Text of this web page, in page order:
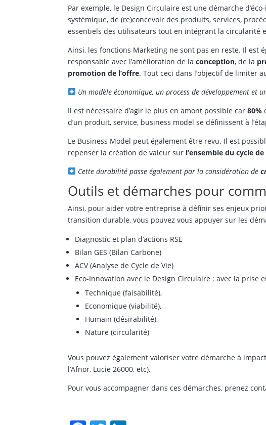
Par exemple, le Design Circulaire est une démarche
systémique, de (re)concevoir des produits, services,
essentiels des utilisateurs tout en intégrant la circularité
Ainsi, les fonctions Marketing ne sont pas en reste. Il
responsable avec l’amélioration de laconception, de la
promotion de l’offre. Tout ceci dans l’objectif de limiter
Un modèle économique, un process de développement et
Il est nécessaire d’agir le plus en amont possible car80%
d’un produit, service, business model se définissent à
Le Business Model peut également être revu. Il est
repenser la création de valeur sur l’ensemble du cycle
Cette durabilité passe également par la considération de
Outils et démarches pour
Ainsi, pour aider votre entreprise à définir ses enjeux
transition durable, vous pouvez vous appuyer sur les
Diagnostic et plan d’actions RSE
Bilan GES (Bilan Carbone)
ACV (Analyse de Cycle de Vie)
Eco-Innovation avec le Design Circulaire : avec la prise
Technique (faisabilité),
Economique (viabilité),
Humain (désirabilité),
Nature (circularité)
Vous pouvez également valoriser votre démarche à
l’Afnor, Lucie 26000, etc).
Pour vous accompagner dans ces démarches, prenez